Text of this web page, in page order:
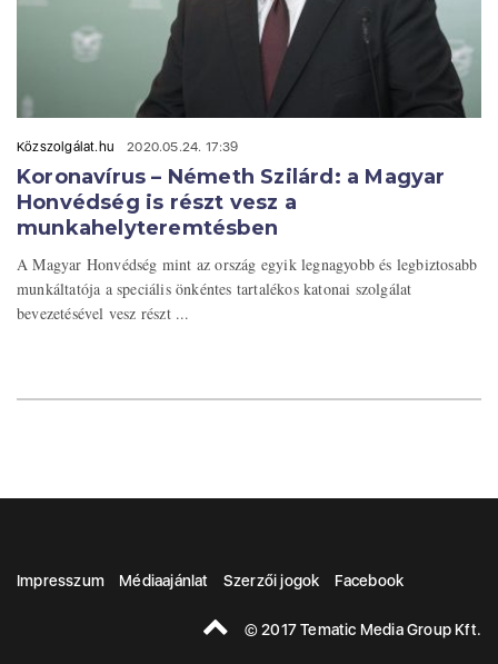
Közszolgálat.hu 2020.05.24. 17:39
Koronavírus – Németh Szilárd: a Magyar
Honvédség is részt vesz a
munkahelyteremtésben
A Magyar Honvédség mint az ország egyik legnagyobb és legbiztosabb
munkáltatója a speciális önkéntes tartalékos katonai szolgálat
bevezetésével vesz részt ...
Impresszum Médiaajánlat Szerzői jogok Facebook
© 2017 Tematic Media Group Kft.